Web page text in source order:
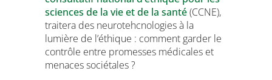
sciences de la vie et de la santé(CCNE),
traitera des neurotehcnologies à la
lumière de l’éthique : comment garder le
contrôle entre promesses médicales et
menaces sociétales ?